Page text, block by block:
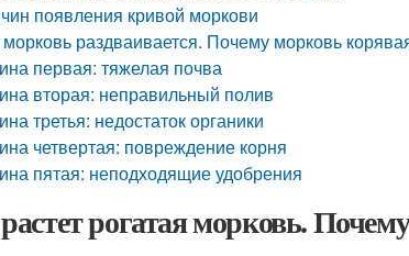
появления кривой моркови
раздваивается. Почему морковь
первая: тяжелая почва
вторая: неправильный полив
третья: недостаток органики
четвертая: повреждение корня
пятая: неподходящие удобрения
рогатая морковь.